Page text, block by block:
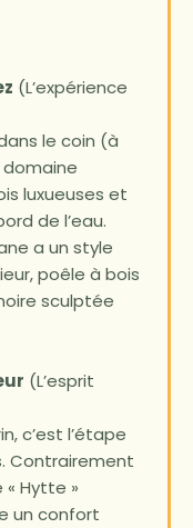
(L’expérience
le coin (à
domaine
luxueuses et
de l’eau.
a un style
poêle à bois
sculptée
(L’esprit
c’est l’étape
Contrairement
Hytte »
un confort